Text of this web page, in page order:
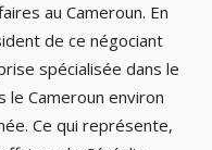
au Cameroun. En
de ce négociant
spécialisée dans le
Cameroun environ
Ce qui représente,